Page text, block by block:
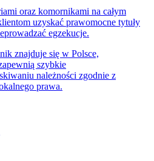
oraz komornikami na całym
uzyskać prawomocne tytuły
egzekucje.
znajduje się w Polsce,
szybkie
należności zgodnie z
prawa.